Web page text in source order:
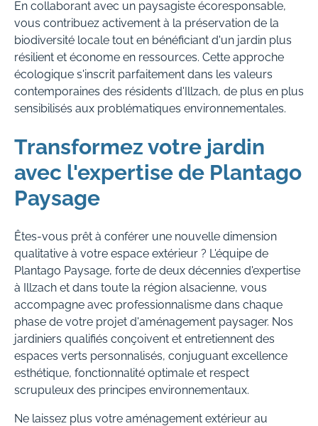
En collaborant avec un paysagiste écoresponsable,
vous contribuez activement à la préservation de la
biodiversité locale tout en bénéficiant d'un jardin plus
résilient et économe en ressources. Cette approche
écologique s'inscrit parfaitement dans les valeurs
contemporaines des résidents d'Illzach, de plus en plus
sensibilisés aux problématiques environnementales.
Transformez votre jardin
avec l'expertise de Plantago
Paysage
Êtes-vous prêt à conférer une nouvelle dimension
qualitative à votre espace extérieur ? L'équipe de
Plantago Paysage, forte de deux décennies d'expertise
à Illzach et dans toute la région alsacienne, vous
accompagne avec professionnalisme dans chaque
phase de votre projet d'aménagement paysager. Nos
jardiniers qualifiés conçoivent et entretiennent des
espaces verts personnalisés, conjuguant excellence
esthétique, fonctionnalité optimale et respect
scrupuleux des principes environnementaux.
Ne laissez plus votre aménagement extérieur au